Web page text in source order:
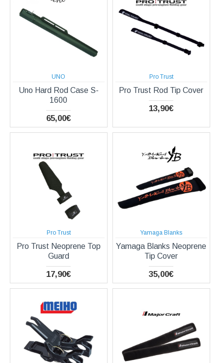
UNO
Uno Hard Rod Case S-
1600
65,00€
Pro Trust
Pro Trust Rod Tip Cover
13,90€
Pro Trust
Pro Trust Neoprene Top
Guard
17,90€
Yamaga Blanks
Yamaga Blanks Neoprene
Tip Cover
35,00€